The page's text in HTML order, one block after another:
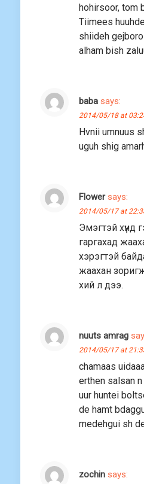
hohirsoor, tom
Tiimees
shiideh
alham bish
baba says:
2014/05/18 at
Hvnii umnuus
uguh shig
Flower says:
2014/05/17 at
Эмэгтэй хүнд
гаргахад
хэрэгтэй
жаахан
хий л дээ.
nuuts amrag
2014/05/17 at
chamaas
erthen salsan
uur huntei
de hamt
medehgui sh
zochin says: